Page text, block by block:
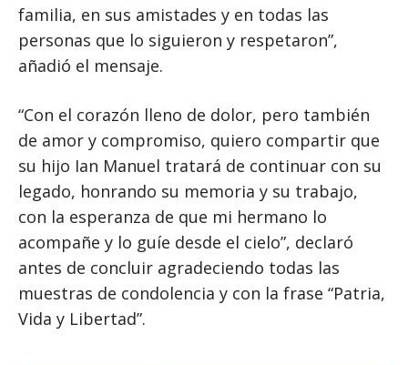
familia, en sus amistades y en todas las
personas que lo siguieron y respetaron”,
añadió el mensaje.
“Con el corazón lleno de dolor, pero también
de amor y compromiso, quiero compartir que
su hijo Ian Manuel tratará de continuar con su
legado, honrando su memoria y su trabajo,
con la esperanza de que mi hermano lo
acompañe y lo guíe desde el cielo”, declaró
antes de concluir agradeciendo todas las
muestras de condolencia y con la frase “Patria,
Vida y Libertad”.